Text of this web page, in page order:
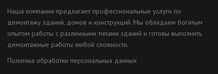
Наша компания предлагает профессиональные услуги по
демонтажу зданий, домов и конструкций. Мы обладаем богатым
опытом работы с различными типами зданий и готовы выполнить
демонтажные работы любой сложности.
Политика обработки персональных данных